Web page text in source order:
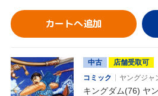
カートへ追加
中古
店舗受取可
コミック
ヤングジャ
キングダム(76) ヤ